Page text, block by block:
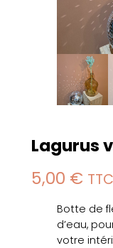
Lagurus
5,00 € TTC
Botte de
d’eau,
votre